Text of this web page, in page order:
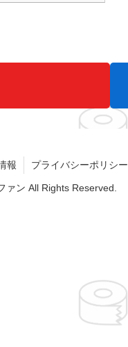
報 プライバシーポリシー
ン All Rights Reserved.